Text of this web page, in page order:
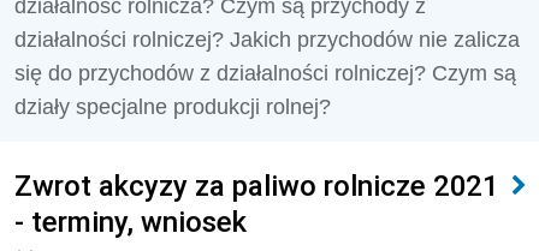
działalność rolnicza? Czym są przychody z
działalności rolniczej? Jakich przychodów nie zalicza
się do przychodów z działalności rolniczej? Czym są
działy specjalne produkcji rolnej?
Zwrot akcyzy za paliwo rolnicze 2021
- terminy, wniosek